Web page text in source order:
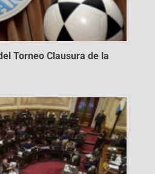
Torneo Clausura de la